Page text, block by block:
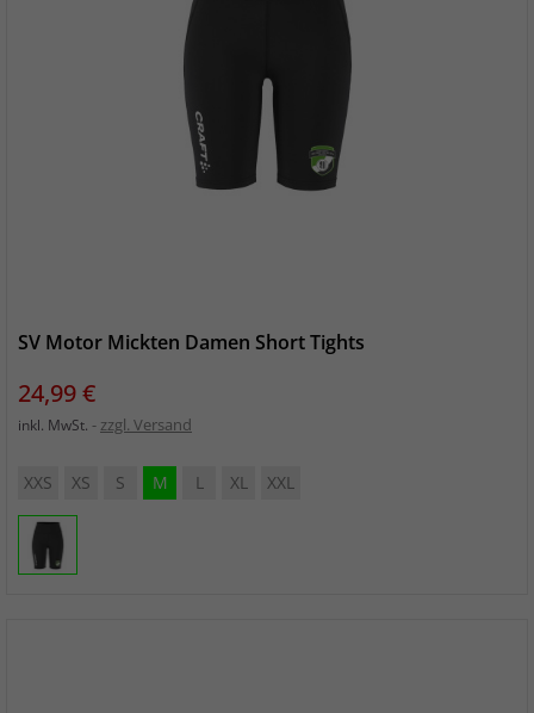
SV Motor Mickten Damen Short Tights
Preis
24,99 €
inkl. MwSt. zzgl. Versand
XXS XS S M L XL XXL